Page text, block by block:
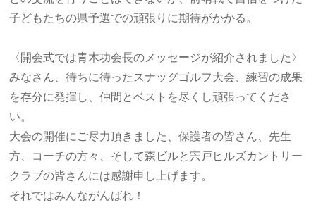
子どもたちの県予選での頑張りに期待がかかる。
〈開会式では青木功会長のメッセージが紹介されました〉
みなさん、待ちに待ったスナッグゴルフ大会、練習の成果
を存分に発揮し、仲間とベストを尽くし頑張ってくださ
い。
大会の開催にご尽力頂きました、保護者の皆さん、先生
方、コーチの方々、そして森ビルと宍戸ヒルズカントリー
クラブの皆さんには感謝申し上げます。
それではみんながんばれ！